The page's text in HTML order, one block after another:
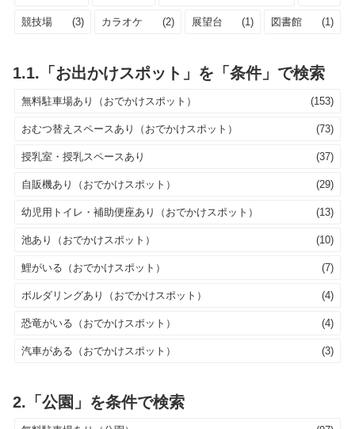
競技場 (3) カラオケ (2) 展望台 (1) 図書館 (1)
1.1.「お出かけスポット」を「条件」で検索
無料駐車場あり（おでかけスポット） (153)
おむつ替えスペースあり（おでかけスポット） (73)
授乳室・授乳スペースあり (37)
自販機あり（おでかけスポット） (29)
幼児用トイレ・補助便座あり（おでかけスポット） (13)
池あり（おでかけスポット） (10)
鯉がいる（おでかけスポット） (7)
ボルダリングあり（おでかけスポット） (4)
恐竜がいる（おでかけスポット） (4)
汽車がある（おでかけスポット） (3)
2.「公園」を条件で検索